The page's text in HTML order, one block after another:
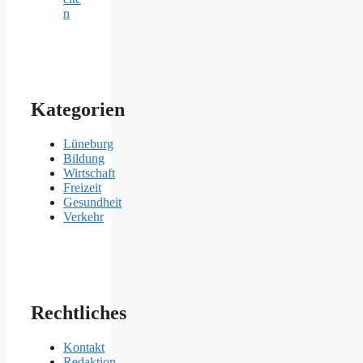
n
Kategorien
Lüneburg
Bildung
Wirtschaft
Freizeit
Gesundheit
Verkehr
Rechtliches
Kontakt